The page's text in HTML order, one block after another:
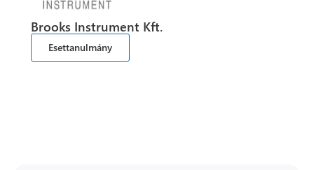
Brooks Instrument Kft.
Esettanulmány